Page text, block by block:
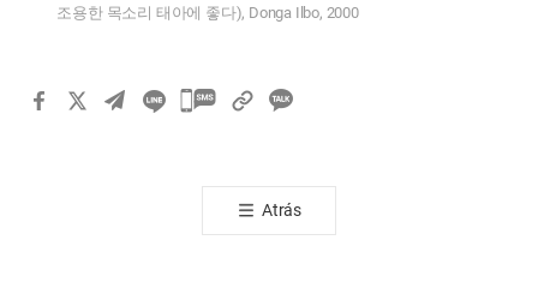
조용한 목소리 태아에 좋다), Donga Ilbo, 2000
카
톡
공
Atrás